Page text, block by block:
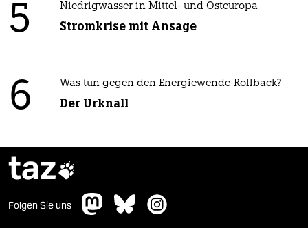
5 Niedrigwasser in Mittel- und Osteuropa
Stromkrise mit Ansage
6 Was tun gegen den Energiewende-Rollback?
Der Urknall
taz
Folgen Sie uns